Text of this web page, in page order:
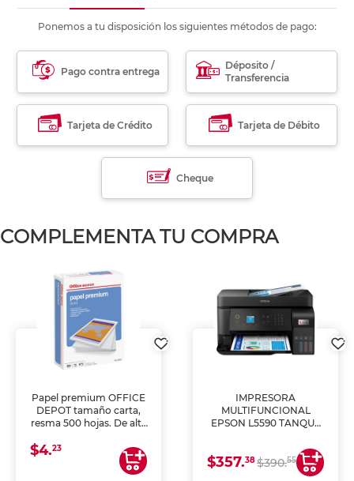
Ponemos a tu disposición los siguientes métodos de pago:
Pago contra entrega
Déposito /
Transferencia
Tarjeta de Crédito Tarjeta de Débito
Cheque
COMPLEMENTA TU COMPRA
Papel premium OFFICE
DEPOT tamaño carta,
resma 500 hojas. De alta
uniforme, ideal para
impresoras de inyección
de tinta y láser,
$4.23
IMPRESORA
MULTIFUNCIONAL
EPSON L5590 TANQUE
COPIA Y ESCANEA)
$357.38$390.55